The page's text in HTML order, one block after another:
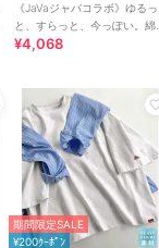
《JaVaジャバコラボ》ゆるっ
と、すらっと、今っぽい。綿
100% ビッグポケットデニムイ
¥4,068
期間限定SALE
¥200ｸｰﾎﾟﾝ